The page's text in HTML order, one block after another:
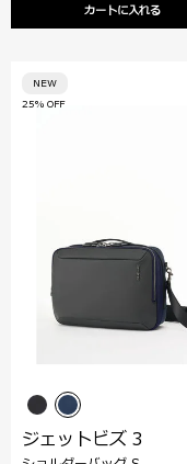
カートに入れる
25% OFF
NEW
ジェットビズ 3